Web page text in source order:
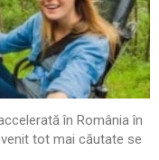
în România în
tot mai căutate se